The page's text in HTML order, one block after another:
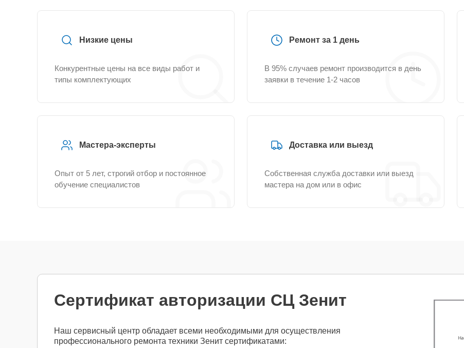
Низкие цены
Конкурентные цены на все виды работ и
типы комплектующих
Ремонт за 1 день
В 95% случаев ремонт производится в день
заявки в течение 1-2 часов
Мастера-эксперты
Опыт от 5 лет, строгий отбор и постоянное
обучение специалистов
Доставка или выезд
Собственная служба доставки или выезд
мастера на дом или в офис
Сертификат авторизации СЦ Зенит
Наш сервисный центр обладает всеми необходимыми для осуществления
профессионального ремонта техники Зенит сертификатами: